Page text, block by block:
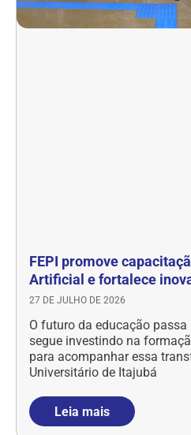
FEPI promove
Artificial e fortalece
27 DE JULHO DE 2026
O futuro da educação passa
segue investindo na
para acompanhar essa
Universitário de Itajubá
Leia mais